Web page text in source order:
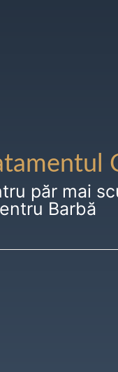
păr mai
Barbă